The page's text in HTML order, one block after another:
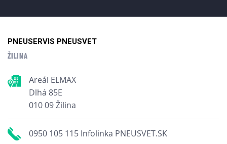
PNEUSERVIS PNEUSVET
ŽILINA
Areál ELMAX
Dlhá 85E
010 09 Žilina
0950 105 115 Infolinka PNEUSVET.SK